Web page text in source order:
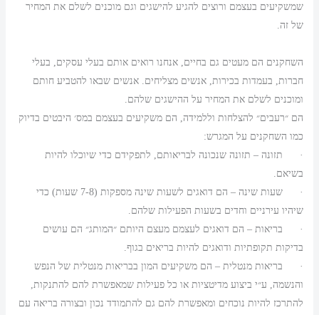
שמשקיעים בעצמם ורוצים להגיע להישגים וגם מוכנים לשלם את המחיר
של זה.
השחקנים הם מעטים גם בחיים, אנחנו רואים אותם בעלי עסקים, בעלי
חברות, בעמדות בכירות, אנשים מצליחים. אנשים שבאו להטביע חותם
ומוכנים לשלם את המחיר על ההישגים שלהם.
הם ״רעבים״ להצלחות וללמידה, הם משקיעים בעצמם במס׳ היבטים בדיוק
כמו השחקנים על המגרש:
· תזונה – תזונה שנכונה לבריאותם, לתפקידם כדי שיוכלו להיות
בשיאם.
· שעות שינה – הם דואגים לשעות שינה מספקות (7-8 שעות) כדי
שיהיו עירניים וחדים בשעות הפעילות שלהם.
· בריאות – הם דואגים לעצמם מעצם היותם ״המותג״ הם עושים
בדיקות תקופתיות ודואגים להיות בריאים בגוף.
· בריאות מנטלית – הם משקיעים המון בבריאות מנטלית של הנפש
והנשמה, ע״י ביצוע מדיטציות או כל פעילות שמאפשרת להם להתנקות,
להתרכז להיות נוכחים ומאפשרת להם גם להתמודד נכון ובצורה בריאה עם